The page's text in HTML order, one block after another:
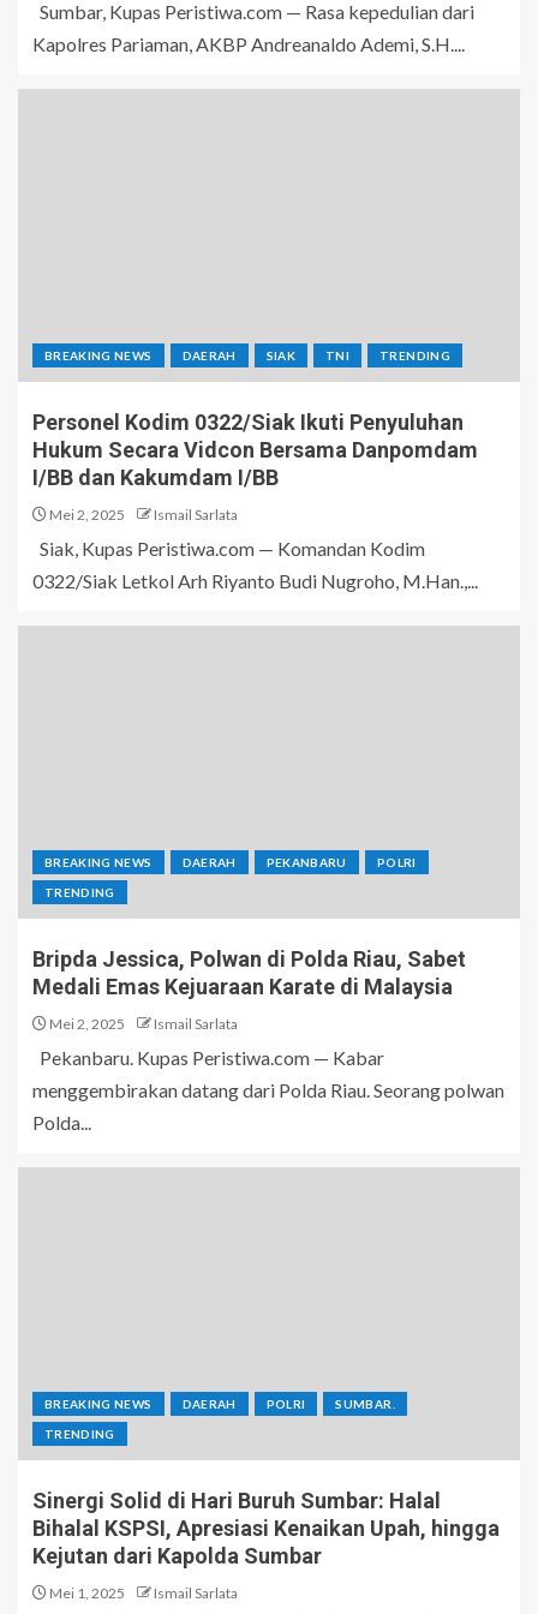
Sumbar, Kupas Peristiwa.com — Rasa kepedulian dari
Kapolres Pariaman, AKBP Andreanaldo Ademi, S.H....
BREAKING NEWS DAERAH SIAK TNI TRENDING
Personel Kodim 0322/Siak Ikuti Penyuluhan
Hukum Secara Vidcon Bersama Danpomdam
I/BB dan Kakumdam I/BB
Mei 2, 2025 Ismail Sarlata
Siak, Kupas Peristiwa.com — Komandan Kodim
0322/Siak Letkol Arh Riyanto Budi Nugroho, M.Han.,...
BREAKING NEWS DAERAH PEKANBARU POLRI
TRENDING
Bripda Jessica, Polwan di Polda Riau, Sabet
Medali Emas Kejuaraan Karate di Malaysia
Mei 2, 2025 Ismail Sarlata
Pekanbaru. Kupas Peristiwa.com — Kabar
menggembirakan datang dari Polda Riau. Seorang polwan
Polda...
BREAKING NEWS DAERAH POLRI SUMBAR.
TRENDING
Sinergi Solid di Hari Buruh Sumbar: Halal
Bihalal KSPSI, Apresiasi Kenaikan Upah, hingga
Kejutan dari Kapolda Sumbar
Mei 1, 2025 Ismail Sarlata